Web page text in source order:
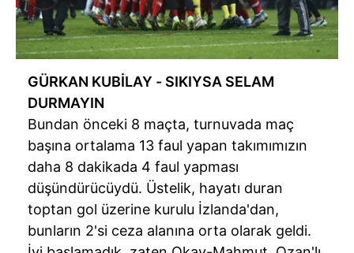
GÜRKAN KUBİLAY - SIKIYSA SELAM
DURMAYIN
Bundan önceki 8 maçta, turnuvada maç
başına ortalama 13 faul yapan takımımızın
daha 8 dakikada 4 faul yapması
düşündürücüydü. Üstelik, hayatı duran
toptan gol üzerine kurulu İzlanda'dan,
bunların 2'si ceza alanına orta olarak geldi.